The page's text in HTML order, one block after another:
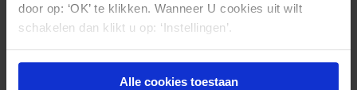
door op: ‘OK’ te klikken. Wanneer U cookies uit wilt
schakelen dan klikt u op: ‘Instellingen’.
Alle cookies toestaan
Nieuws & kennis
Ook interessant?